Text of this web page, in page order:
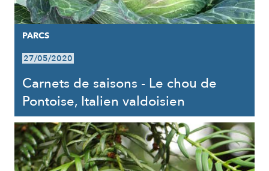
PARCS
27/05/2020
Carnets de saisons - Le chou de
Pontoise, Italien valdoisien